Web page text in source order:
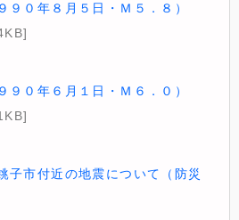
９０年８月５日・Ｍ５．８）
９０年６月１日・Ｍ６．０）
子市付近の地震について（防災